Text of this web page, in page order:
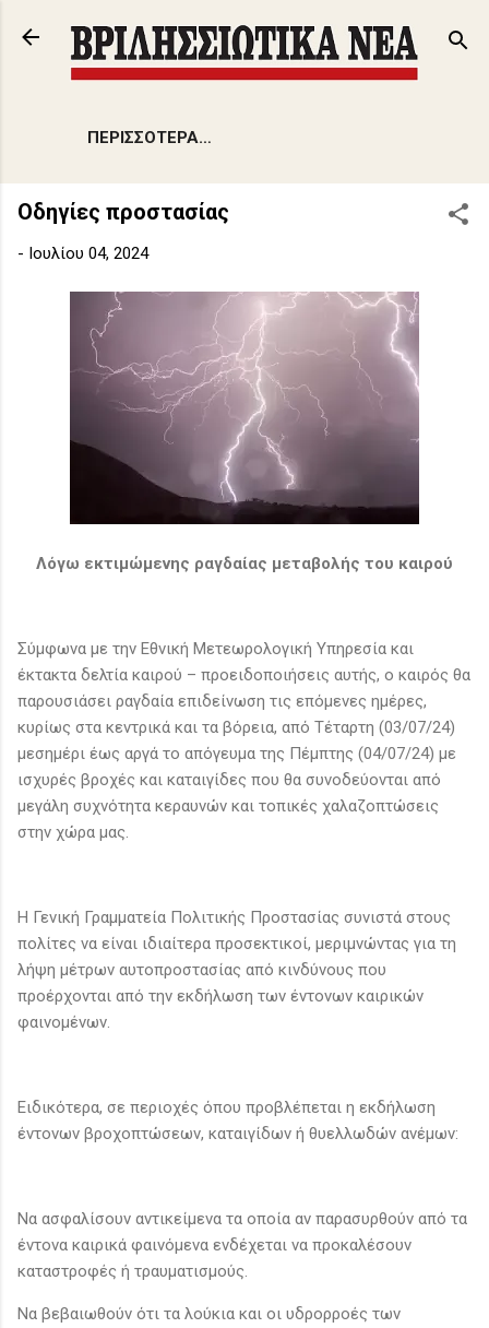
Μετάβαση στο κύριο περιεχόμενο
ΠΕΡΙΣΣΌΤΕΡΑ…
Oδηγίες προστασίας
- Ιουλίου 04, 2024
Λόγω εκτιμώμενης ραγδαίας μεταβολής του καιρού
Σύμφωνα με την Εθνική Μετεωρολογική Υπηρεσία και
έκτακτα δελτία καιρού – προειδοποιήσεις αυτής, ο καιρός θα
παρουσιάσει ραγδαία επιδείνωση τις επόμενες ημέρες,
κυρίως στα κεντρικά και τα βόρεια, από Τέταρτη (03/07/24)
μεσημέρι έως αργά το απόγευμα της Πέμπτης (04/07/24) με
ισχυρές βροχές και καταιγίδες που θα συνοδεύονται από
μεγάλη συχνότητα κεραυνών και τοπικές χαλαζοπτώσεις
στην χώρα μας.
H Γενική Γραμματεία Πολιτικής Προστασίας συνιστά στους
πολίτες να είναι ιδιαίτερα προσεκτικοί, μεριμνώντας για τη
λήψη μέτρων αυτοπροστασίας από κινδύνους που
προέρχονται από την εκδήλωση των έντονων καιρικών
φαινομένων.
Ειδικότερα, σε περιοχές όπου προβλέπεται η εκδήλωση
έντονων βροχοπτώσεων, καταιγίδων ή θυελλωδών ανέμων:
Να ασφαλίσουν αντικείμενα τα οποία αν παρασυρθούν από τα
έντονα καιρικά φαινόμενα ενδέχεται να προκαλέσουν
καταστροφές ή τραυματισμούς.
Να βεβαιωθούν ότι τα λούκια και οι υδρορροές των